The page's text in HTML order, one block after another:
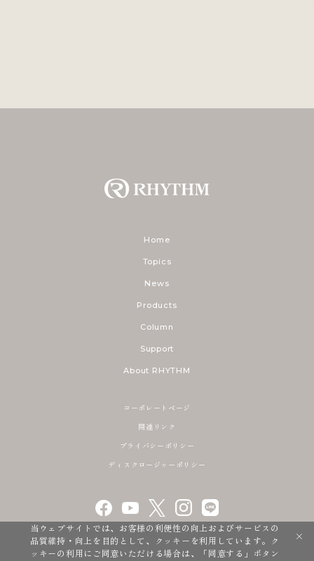
Home
Topics
News
Products
Column
Support
About RHYTHM
コーポレートページ
関連リンク
プライバシーポリシー
ディスクロージャーポリシー
当ウェブサイトでは、お客様の利便性の向上およびサービスの
品質維持・向上を目的として、クッキーを利用しています。ク
ッキーの利用にご同意いただける場合は、「同意する」ボタン